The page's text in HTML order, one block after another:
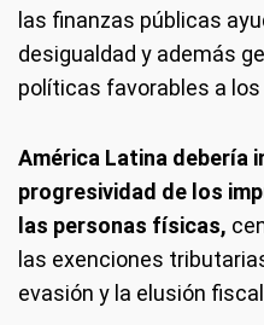
las finanzas públicas
desigualdad y además
políticas favorables a
América Latina debería
progresividad de los
las personas físicas,
las exenciones
evasión y la elusión